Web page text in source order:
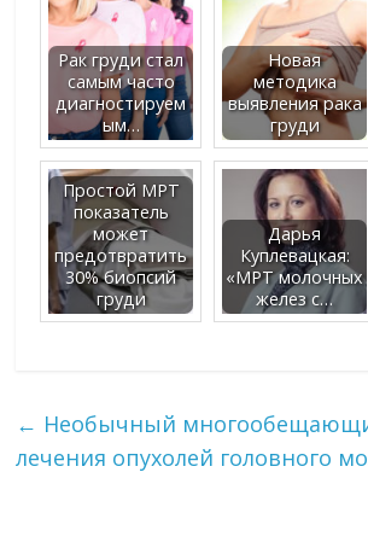
Рак груди стал
самым часто
диагностируем
ым…
Новая
методика
выявления рака
груди
Простой МРТ
показатель
может
предотвратить
30% биопсий
груди
Дарья
Куплевацкая:
«МРТ молочных
желез с…
← Необычный
лечения опухолей головного